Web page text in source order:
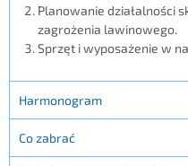
Planowanie działalności
zagrożenia lawinowego.
Sprzęt i wyposażenie w
Harmonogram
Co zabrać